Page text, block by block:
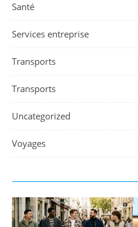
Santé
Services entreprise
Transports
Transports
Uncategorized
Voyages